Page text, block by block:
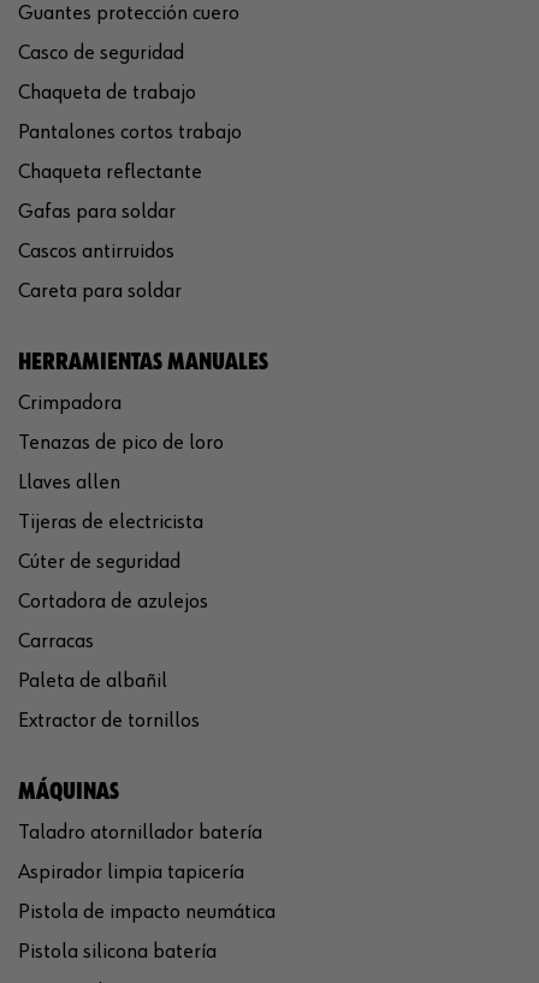
Guantes protección cuero
Casco de seguridad
Chaqueta de trabajo
Pantalones cortos trabajo
Chaqueta reflectante
Gafas para soldar
Cascos antirruidos
Careta para soldar
HERRAMIENTAS MANUALES
Crimpadora
Tenazas de pico de loro
Llaves allen
Tijeras de electricista
Cúter de seguridad
Cortadora de azulejos
Carracas
Paleta de albañil
Extractor de tornillos
MÁQUINAS
Taladro atornillador batería
Aspirador limpia tapicería
Pistola de impacto neumática
Pistola silicona batería